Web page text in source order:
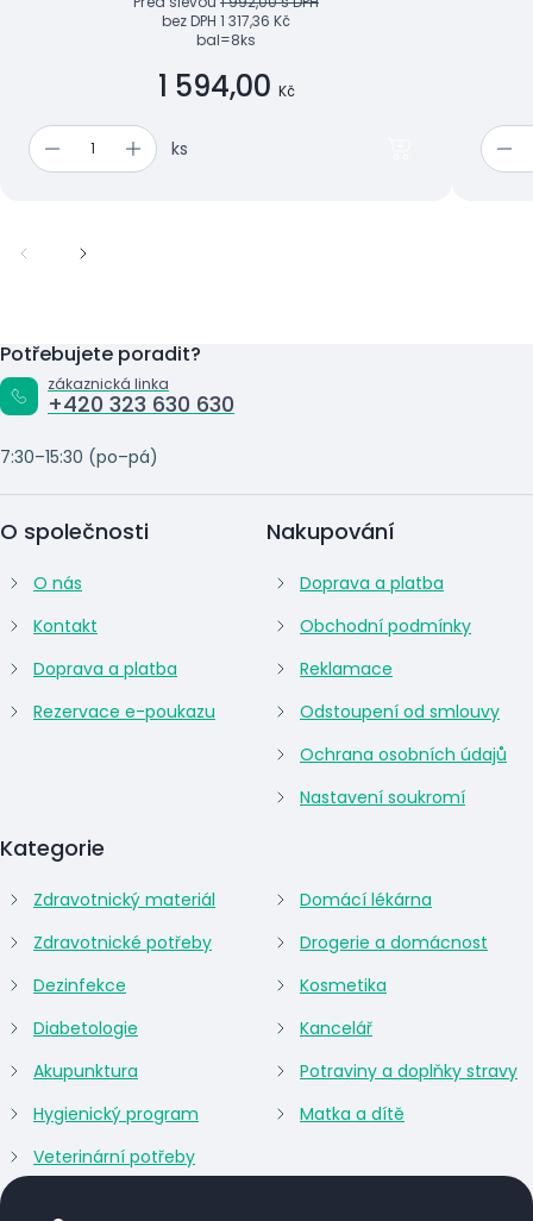
bez DPH 1 317,36 Kč
bal=8ks
1 594,00 Kč
ks
Potřebujete poradit?
zákaznická linka
+420 323 630 630
7:30–15:30 (po–pá)
O společnosti
O nás
Kontakt
Doprava a platba
Rezervace e-poukazu
Kategorie
Zdravotnický materiál
Zdravotnické potřeby
Dezinfekce
Diabetologie
Akupunktura
Hygienický program
Veterinární potřeby
Domácí lékárna
Drogerie a domácnost
Kosmetika
Kancelář
Potraviny a doplňky stravy
Matka a dítě
Nakupování
Doprava a platba
Obchodní podmínky
Reklamace
Odstoupení od smlouvy
Ochrana osobních údajů
Nastavení soukromí